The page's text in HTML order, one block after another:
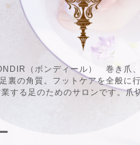
（ボンディール） 巻き爪
裏の角質。フットケアを全般に
する足のためのサロンです。爪